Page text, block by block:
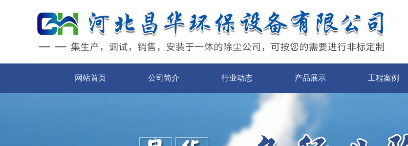
网站首页 公司简介 行业动态 产品展示 工程案例